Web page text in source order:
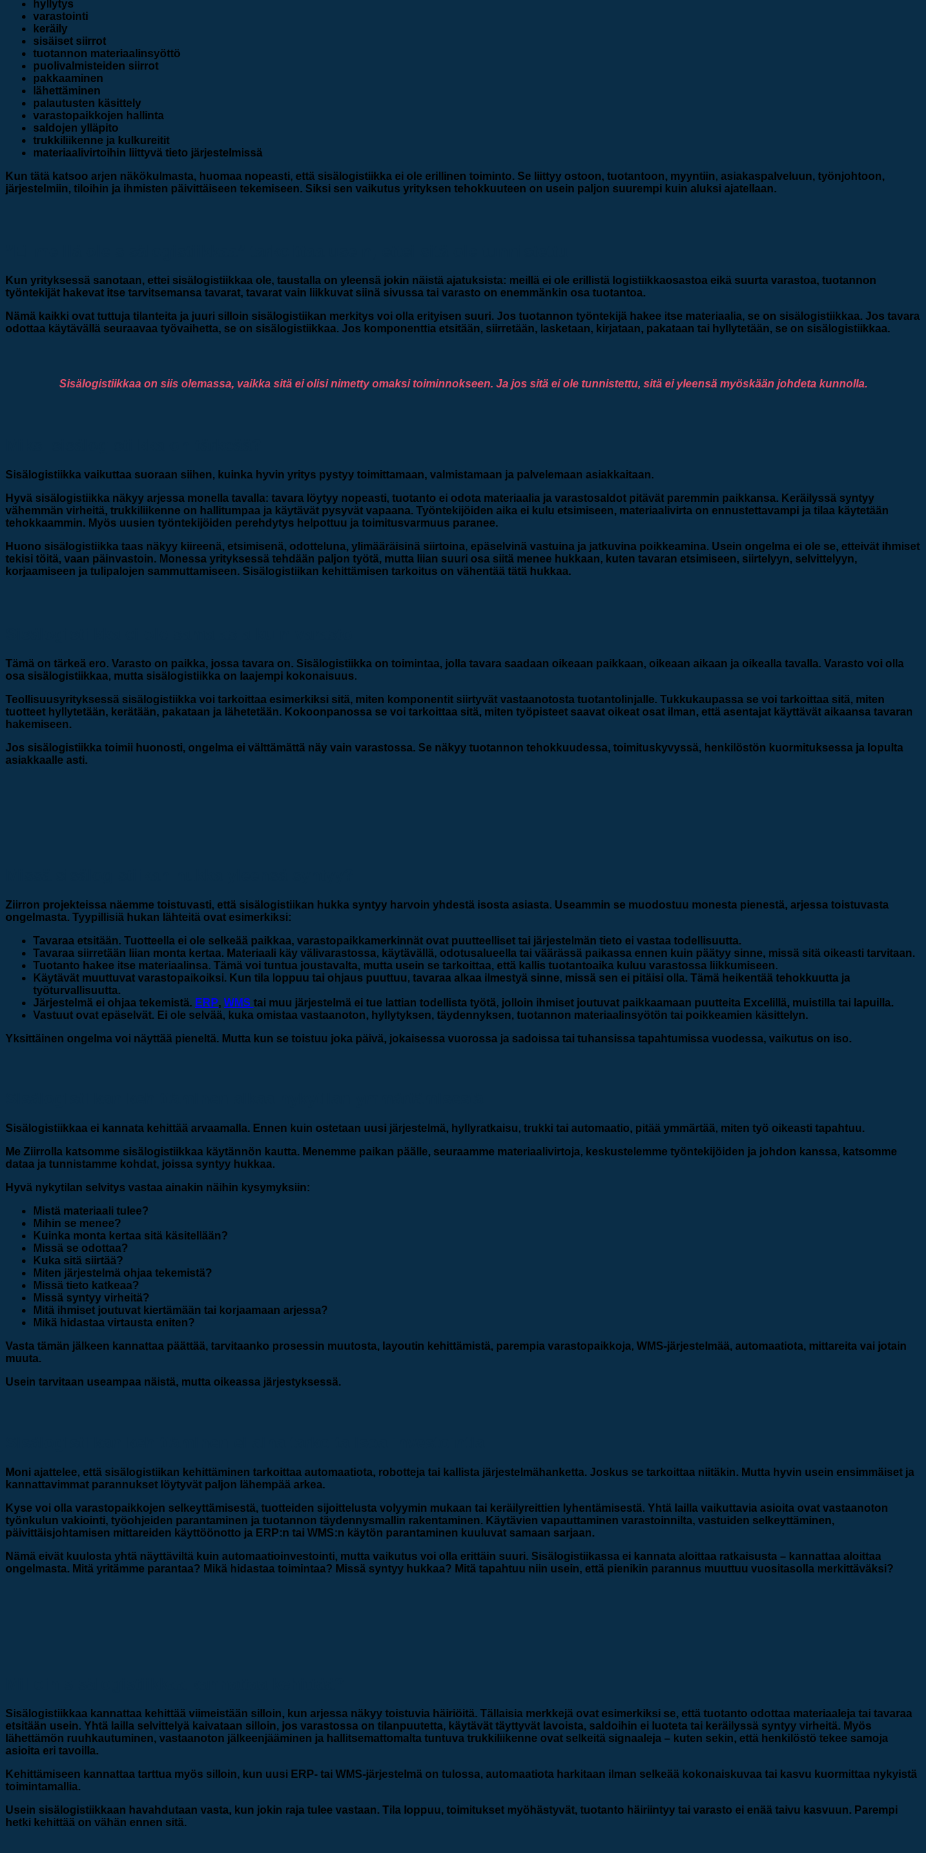
hyllytys
varastointi
keräily
sisäiset siirrot
tuotannon materiaalinsyöttö
puolivalmisteiden siirrot
pakkaaminen
lähettäminen
palautusten käsittely
varastopaikkojen hallinta
saldojen ylläpito
trukkiliikenne ja kulkureitit
materiaalivirtoihin liittyvä tieto järjestelmissä
Kun tätä katsoo arjen näkökulmasta, huomaa nopeasti, että sisälogistiikka ei ole erillinen toiminto. Se liittyy ostoon, tuotantoon, myyntiin, asiakaspalveluun, työnjohtoon,
järjestelmiin, tiloihin ja ihmisten päivittäiseen tekemiseen. Siksi sen vaikutus yrityksen tehokkuuteen on usein paljon suurempi kuin aluksi ajatellaan.
Kun yrityksessä sanotaan, ettei sisälogistiikkaa ole, taustalla on yleensä jokin näistä ajatuksista: meillä ei ole erillistä logistiikkaosastoa eikä suurta varastoa, tuotannon
työntekijät hakevat itse tarvitsemansa tavarat, tavarat vain liikkuvat siinä sivussa tai varasto on enemmänkin osa tuotantoa.
Nämä kaikki ovat tuttuja tilanteita ja juuri silloin sisälogistiikan merkitys voi olla erityisen suuri. Jos tuotannon työntekijä hakee itse materiaalia, se on sisälogistiikkaa. Jos tavara
odottaa käytävällä seuraavaa työvaihetta, se on sisälogistiikkaa. Jos komponenttia etsitään, siirretään, lasketaan, kirjataan, pakataan tai hyllytetään, se on sisälogistiikkaa.
Sisälogistiikkaa on siis olemassa, vaikka sitä ei olisi nimetty omaksi toiminnokseen. Ja jos sitä ei ole tunnistettu, sitä ei yleensä myöskään johdeta kunnolla.
Sisälogistiikka vaikuttaa suoraan siihen, kuinka hyvin yritys pystyy toimittamaan, valmistamaan ja palvelemaan asiakkaitaan.
Hyvä sisälogistiikka näkyy arjessa monella tavalla: tavara löytyy nopeasti, tuotanto ei odota materiaalia ja varastosaldot pitävät paremmin paikkansa. Keräilyssä syntyy
vähemmän virheitä, trukkiliikenne on hallitumpaa ja käytävät pysyvät vapaana. Työntekijöiden aika ei kulu etsimiseen, materiaalivirta on ennustettavampi ja tilaa käytetään
tehokkaammin. Myös uusien työntekijöiden perehdytys helpottuu ja toimitusvarmuus paranee.
Huono sisälogistiikka taas näkyy kiireenä, etsimisenä, odotteluna, ylimääräisinä siirtoina, epäselvinä vastuina ja jatkuvina poikkeamina. Usein ongelma ei ole se, etteivät ihmiset
tekisi töitä, vaan päinvastoin. Monessa yrityksessä tehdään paljon työtä, mutta liian suuri osa siitä menee hukkaan, kuten tavaran etsimiseen, siirtelyyn, selvittelyyn,
korjaamiseen ja tulipalojen sammuttamiseen. Sisälogistiikan kehittämisen tarkoitus on vähentää tätä hukkaa.
Tämä on tärkeä ero. Varasto on paikka, jossa tavara on. Sisälogistiikka on toimintaa, jolla tavara saadaan oikeaan paikkaan, oikeaan aikaan ja oikealla tavalla. Varasto voi olla
osa sisälogistiikkaa, mutta sisälogistiikka on laajempi kokonaisuus.
Teollisuusyrityksessä sisälogistiikka voi tarkoittaa esimerkiksi sitä, miten komponentit siirtyvät vastaanotosta tuotantolinjalle. Tukkukaupassa se voi tarkoittaa sitä, miten
tuotteet hyllytetään, kerätään, pakataan ja lähetetään. Kokoonpanossa se voi tarkoittaa sitä, miten työpisteet saavat oikeat osat ilman, että asentajat käyttävät aikaansa tavaran
hakemiseen.
Jos sisälogistiikka toimii huonosti, ongelma ei välttämättä näy vain varastossa. Se näkyy tuotannon tehokkuudessa, toimituskyvyssä, henkilöstön kuormituksessa ja lopulta
asiakkaalle asti.
Ziirron projekteissa näemme toistuvasti, että sisälogistiikan hukka syntyy harvoin yhdestä isosta asiasta. Useammin se muodostuu monesta pienestä, arjessa toistuvasta
ongelmasta. Tyypillisiä hukan lähteitä ovat esimerkiksi:
Tavaraa etsitään. Tuotteella ei ole selkeää paikkaa, varastopaikkamerkinnät ovat puutteelliset tai järjestelmän tieto ei vastaa todellisuutta.
Tavaraa siirretään liian monta kertaa. Materiaali käy välivarastossa, käytävällä, odotusalueella tai väärässä paikassa ennen kuin päätyy sinne, missä sitä oikeasti tarvitaan.
Tuotanto hakee itse materiaalinsa. Tämä voi tuntua joustavalta, mutta usein se tarkoittaa, että kallis tuotantoaika kuluu varastossa liikkumiseen.
Käytävät muuttuvat varastopaikoiksi. Kun tila loppuu tai ohjaus puuttuu, tavaraa alkaa ilmestyä sinne, missä sen ei pitäisi olla. Tämä heikentää tehokkuutta ja
työturvallisuutta.
Järjestelmä ei ohjaa tekemistä. ERP, WMS tai muu järjestelmä ei tue lattian todellista työtä, jolloin ihmiset joutuvat paikkaamaan puutteita Excelillä, muistilla tai lapuilla.
Vastuut ovat epäselvät. Ei ole selvää, kuka omistaa vastaanoton, hyllytyksen, täydennyksen, tuotannon materiaalinsyötön tai poikkeamien käsittelyn.
Yksittäinen ongelma voi näyttää pieneltä. Mutta kun se toistuu joka päivä, jokaisessa vuorossa ja sadoissa tai tuhansissa tapahtumissa vuodessa, vaikutus on iso.
Sisälogistiikkaa ei kannata kehittää arvaamalla. Ennen kuin ostetaan uusi järjestelmä, hyllyratkaisu, trukki tai automaatio, pitää ymmärtää, miten työ oikeasti tapahtuu.
Me Ziirrolla katsomme sisälogistiikkaa käytännön kautta. Menemme paikan päälle, seuraamme materiaalivirtoja, keskustelemme työntekijöiden ja johdon kanssa, katsomme
dataa ja tunnistamme kohdat, joissa syntyy hukkaa.
Hyvä nykytilan selvitys vastaa ainakin näihin kysymyksiin:
Mistä materiaali tulee?
Mihin se menee?
Kuinka monta kertaa sitä käsitellään?
Missä se odottaa?
Kuka sitä siirtää?
Miten järjestelmä ohjaa tekemistä?
Missä tieto katkeaa?
Missä syntyy virheitä?
Mitä ihmiset joutuvat kiertämään tai korjaamaan arjessa?
Mikä hidastaa virtausta eniten?
Vasta tämän jälkeen kannattaa päättää, tarvitaanko prosessin muutosta, layoutin kehittämistä, parempia varastopaikkoja, WMS-järjestelmää, automaatiota, mittareita vai jotain
muuta.
Usein tarvitaan useampaa näistä, mutta oikeassa järjestyksessä.
Moni ajattelee, että sisälogistiikan kehittäminen tarkoittaa automaatiota, robotteja tai kallista järjestelmähanketta. Joskus se tarkoittaa niitäkin. Mutta hyvin usein ensimmäiset ja
kannattavimmat parannukset löytyvät paljon lähempää arkea.
Kyse voi olla varastopaikkojen selkeyttämisestä, tuotteiden sijoittelusta volyymin mukaan tai keräilyreittien lyhentämisestä. Yhtä lailla vaikuttavia asioita ovat vastaanoton
työnkulun vakiointi, työohjeiden parantaminen ja tuotannon täydennysmallin rakentaminen. Käytävien vapauttaminen varastoinnilta, vastuiden selkeyttäminen,
päivittäisjohtamisen mittareiden käyttöönotto ja ERP:n tai WMS:n käytön parantaminen kuuluvat samaan sarjaan.
Nämä eivät kuulosta yhtä näyttäviltä kuin automaatioinvestointi, mutta vaikutus voi olla erittäin suuri. Sisälogistiikassa ei kannata aloittaa ratkaisusta – kannattaa aloittaa
ongelmasta. Mitä yritämme parantaa? Mikä hidastaa toimintaa? Missä syntyy hukkaa? Mitä tapahtuu niin usein, että pienikin parannus muuttuu vuositasolla merkittäväksi?
Sisälogistiikkaa kannattaa kehittää viimeistään silloin, kun arjessa näkyy toistuvia häiriöitä. Tällaisia merkkejä ovat esimerkiksi se, että tuotanto odottaa materiaaleja tai tavaraa
etsitään usein. Yhtä lailla selvittelyä kaivataan silloin, jos varastossa on tilanpuutetta, käytävät täyttyvät lavoista, saldoihin ei luoteta tai keräilyssä syntyy virheitä. Myös
lähettämön ruuhkautuminen, vastaanoton jälkeenjääminen ja hallitsemattomalta tuntuva trukkiliikenne ovat selkeitä signaaleja – kuten sekin, että henkilöstö tekee samoja
asioita eri tavoilla.
Kehittämiseen kannattaa tarttua myös silloin, kun uusi ERP- tai WMS-järjestelmä on tulossa, automaatiota harkitaan ilman selkeää kokonaiskuvaa tai kasvu kuormittaa nykyistä
toimintamallia.
Usein sisälogistiikkaan havahdutaan vasta, kun jokin raja tulee vastaan. Tila loppuu, toimitukset myöhästyvät, tuotanto häiriintyy tai varasto ei enää taivu kasvuun. Parempi
hetki kehittää on vähän ennen sitä.